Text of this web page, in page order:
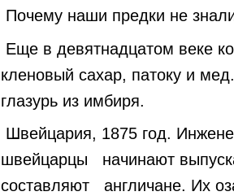
Почему наши предки не
Еще в девятнадцатом веке
кленовый сахар, патоку и
глазурь из имбиря.
Швейцария, 1875 год.
швейцарцы начинают
составляют англичане. Их